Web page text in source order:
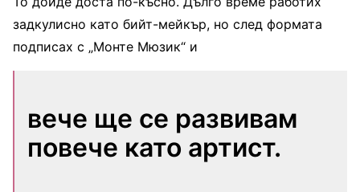
задкулисно като бийт-мейкър, но след формата
подписах с „Монте Мюзик“ и
вече ще се развивам
повече като артист.